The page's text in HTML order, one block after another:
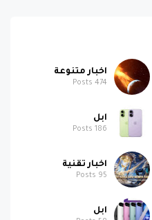
اخبار متنوعة
474
ابل
186
اخبار تقنية
95
ابل